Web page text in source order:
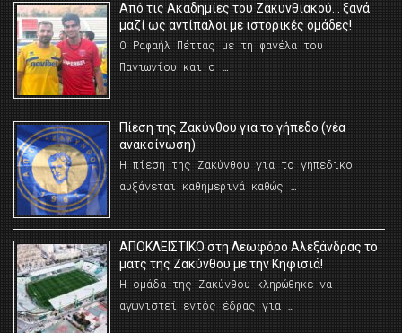
Από τις Ακαδημίες του Ζακυνθιακού… ξανά
μαζί ως αντίπαλοι με ιστορικές ομάδες!
Ο Ραφαήλ Πέττας με τη φανέλα του
Πανιωνίου και ο …
Πίεση της Ζακύνθου για το γήπεδο (νέα
ανακοίνωση)
Η πίεση της Ζακύνθου για το γηπεδικο
αυξάνεται καθημερινά καθώς …
AΠΟΚΛΕΙΣΤΙΚΟ στη Λεωφόρο Αλεξάνδρας το
ματς της Ζακύνθου με την Κηφισιά!
Η ομάδα της Ζακύνθου κληρώθηκε να
αγωνιστεί εντός έδρας για …